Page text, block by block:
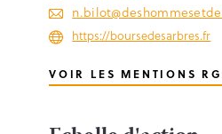
https://boursedesarbres.fr
VOIR LES MENTIONS